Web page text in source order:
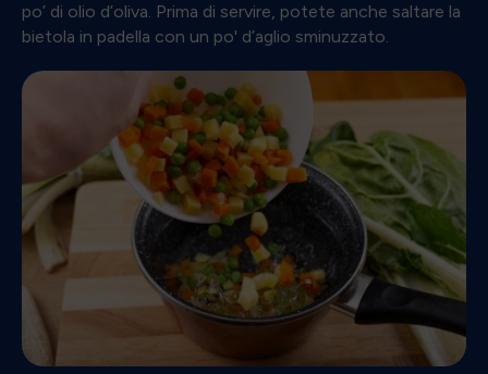
po’ di olio d’oliva. Prima di servire, potete anche saltare la
bietola in padella con un po' d’aglio sminuzzato.